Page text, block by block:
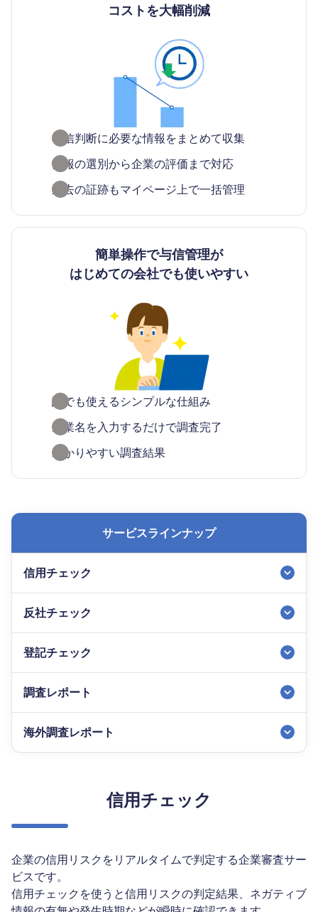
コストを大幅削減
与信判断に必要な情報をまとめて収集
情報の選別から企業の評価まで対応​
過去の証跡もマイページ上で一括管理
簡単操作で与信管理が
はじめての会社でも使いやすい
誰でも使えるシンプルな仕組み
企業名を入力するだけで調査完了
わかりやすい調査結果
サービスラインナップ
信用チェック
反社チェック
登記チェック
調査レポート
海外調査レポート
信用チェック
企業の信用リスクをリアルタイムで判定する企業審査サー
ビスです。
信用チェックを使うと信用リスクの判定結果、ネガティブ